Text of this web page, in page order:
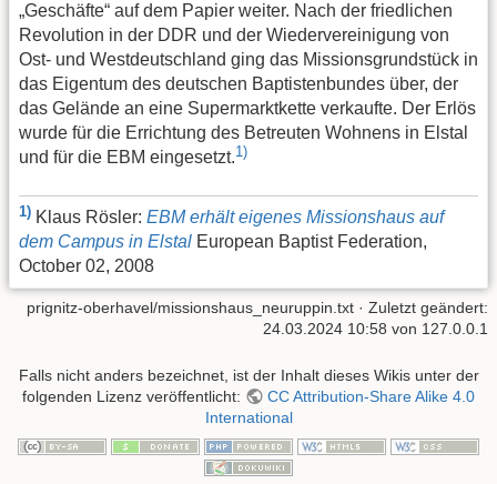
„Geschäfte“ auf dem Papier weiter. Nach der friedlichen
Revolution in der DDR und der Wiedervereinigung von
Ost- und Westdeutschland ging das Missionsgrundstück in
das Eigentum des deutschen Baptistenbundes über, der
das Gelände an eine Supermarktkette verkaufte. Der Erlös
wurde für die Errichtung des Betreuten Wohnens in Elstal
und für die EBM eingesetzt.1)
1) Klaus Rösler: EBM erhält eigenes Missionshaus auf
dem Campus in Elstal European Baptist Federation,
October 02, 2008
prignitz-oberhavel/missionshaus_neuruppin.txt · Zuletzt geändert:
24.03.2024 10:58 von 127.0.0.1
Falls nicht anders bezeichnet, ist der Inhalt dieses Wikis unter der
folgenden Lizenz veröffentlicht:
CC Attribution-Share Alike 4.0
International